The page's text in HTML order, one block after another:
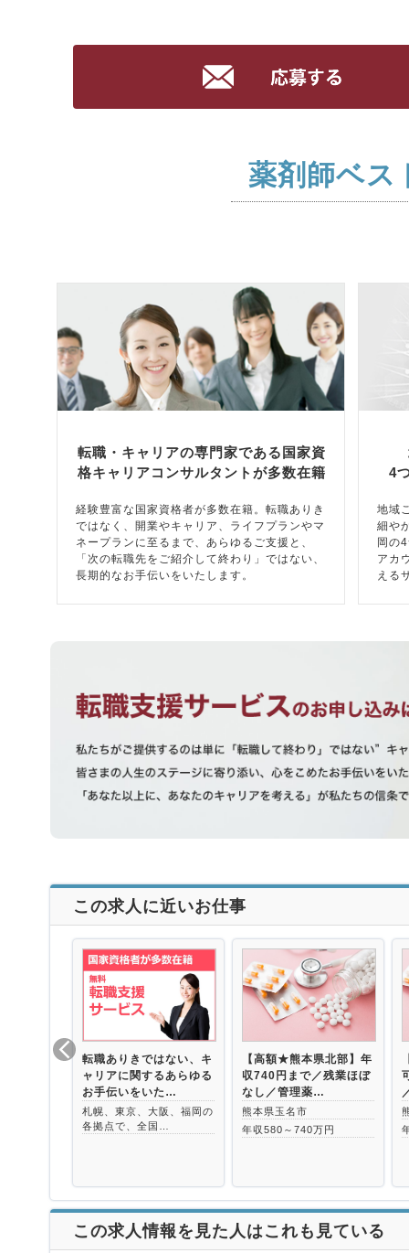
薬剤師ベス
転職・キャリアの専門家である国家資
格キャリアコンサルタントが多数在籍
経験豊富な国家資格者が多数在籍。転職ありき
ではなく、開業やキャリア、ライフプランやマ
ネープランに至るまで、あらゆるご支援と、
「次の転職先をご紹介して終わり」ではない、
長期的なお手伝いをいたします。
4
地域
細や
岡の
アカ
える
この求人に近いお仕事
転職ありきではない、キ
ャリアに関するあらゆる
お手伝いをいた…
札幌、東京、大阪、福岡の
各拠点で、全国…
【高額★熊本県北部】年
収740円まで／残業ほぼ
なし／管理薬…
熊本県玉名市
年収580～740万円
この求人情報を見た人はこれも見ている